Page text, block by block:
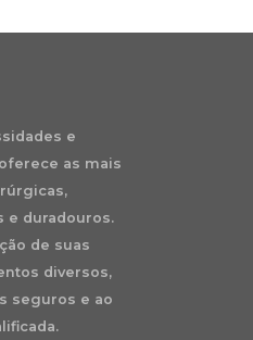
e
as mais
e duradouros.
de suas
diversos,
seguros e ao